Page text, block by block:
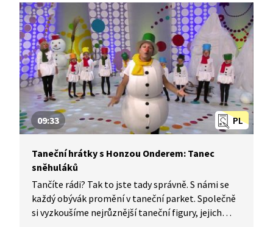
PL
09:33
Taneční hrátky s Honzou Onderem: Tanec
sněhuláků
Tančíte rádi? Tak to jste tady správně. S námi se
každý obývák promění v taneční parket. Společně
si vyzkoušíme nejrůznější taneční figury, jejich